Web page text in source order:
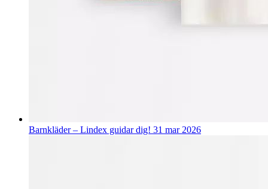
Barnkläder – Lindex guidar dig! 31 mar 2026